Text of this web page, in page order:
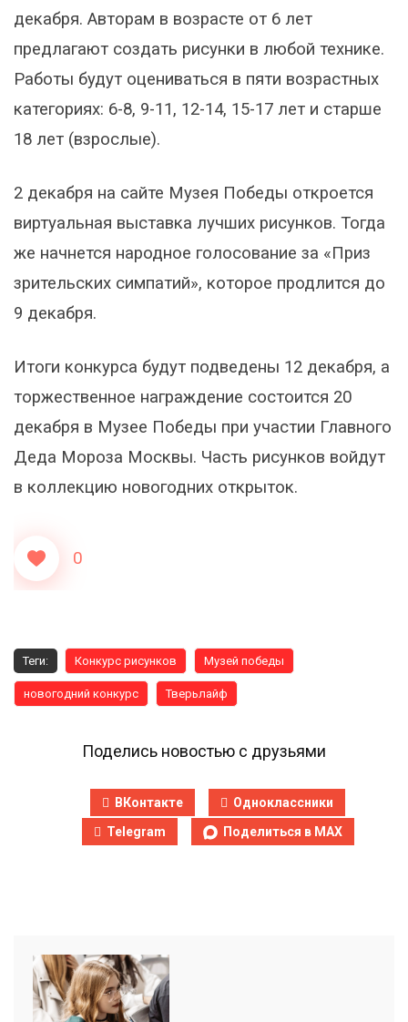
декабря. Авторам в возрасте от 6 лет
предлагают создать рисунки в любой технике.
Работы будут оцениваться в пяти возрастных
категориях: 6-8, 9-11, 12-14, 15-17 лет и старше
18 лет (взрослые).
2 декабря на сайте Музея Победы откроется
виртуальная выставка лучших рисунков. Тогда
же начнется народное голосование за «Приз
зрительских симпатий», которое продлится до
9 декабря.
Итоги конкурса будут подведены 12 декабря, а
торжественное награждение состоится 20
декабря в Музее Победы при участии Главного
Деда Мороза Москвы. Часть рисунков войдут
в коллекцию новогодних открыток.
0
Теги: Конкурс рисунков Музей победы
новогодний конкурс Тверьлайф
Поделись новостью с друзьями
ВКонтакте
Одноклассники
Telegram
Поделиться в MAX